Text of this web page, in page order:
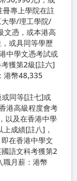
專上學院在註
大學/理工學院/
文憑，或本港高
或具同等學歷
中學文憑考試或
獲第2級[註六]
港幣48,335
同等[註七]或
港高級程度會考
以及在香港中學
成績[註八]，
在香港中學文
語文科考獲第2
職月薪：港幣